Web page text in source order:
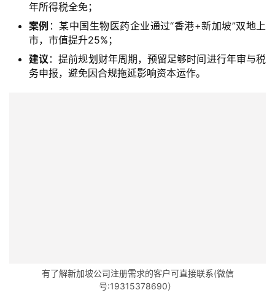
态
作
年所得税全免；
案例 ：某中国生物医药企业通过“香港+新加坡”双地上
市，市值提升25%；
建议 ：提前规划财年周期，预留足够时间进行年审与税
务申报，避免因合规拖延影响资本运作。
有了解新加坡公司注册需求的客户可直接联系(微信
号:19315378690）